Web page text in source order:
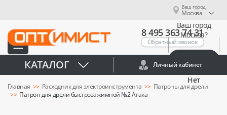
Ваш город
Москва
Ваш город
Москва?
Нет
8 495 363 74 31
Обратный звонок
КАТАЛОГ Личный кабинет
Главная Расходник для электроинструмента
Патроны для дрели
Патрон для дрели быстрозажимной №2 Атака